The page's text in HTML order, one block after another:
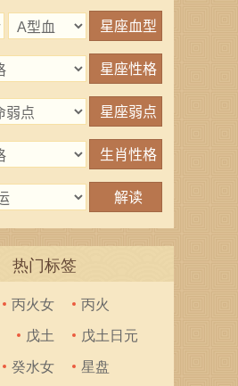
热门标签
丙火女
丙火
戊土
戊土日元
癸水女
星盘